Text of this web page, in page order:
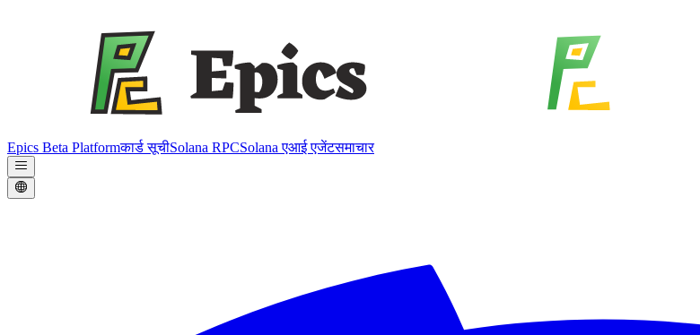
Epics Beta Platformकार्ड सूचीSolana RPCSolana एआई एजेंटसमाचार